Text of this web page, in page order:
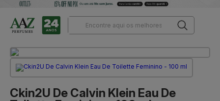
Ckin2U De Calvin Klein Eau De